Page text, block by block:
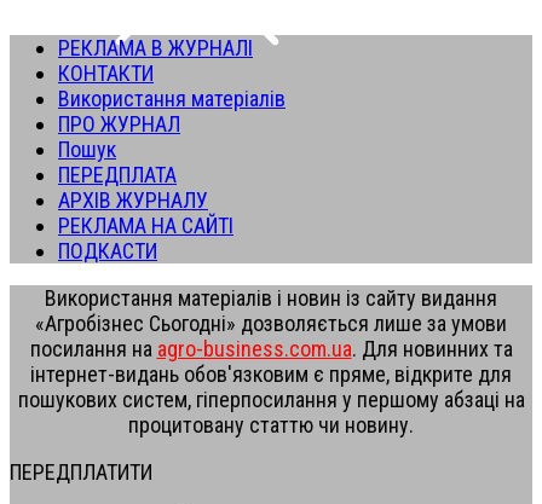
РЕКЛАМА В ЖУРНАЛІ
КОНТАКТИ
Використання матеріалів
ПРО ЖУРНАЛ
Пошук
ПЕРЕДПЛАТА
АРХІВ ЖУРНАЛУ
РЕКЛАМА НА САЙТІ
ПОДКАСТИ
Використання матеріалів і новин із сайту видання
«Агробізнес Сьогодні» дозволяється лише за умови
посилання на agro-business.com.ua. Для новинних та
інтернет-видань обов'язковим є пряме, відкрите для
пошукових систем, гіперпосилання у першому абзаці на
процитовану статтю чи новину.
ПЕРЕДПЛАТИТИ